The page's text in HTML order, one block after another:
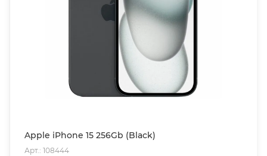
Apple iPhone 15 256Gb (Black)
Арт.: 108444